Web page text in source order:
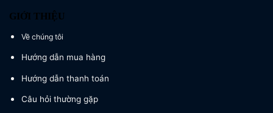
GIỚI THIỆU
Về chúng tôi
Hướng dẫn mua hàng
Hướng dẫn thanh toán
Câu hỏi thường gặp